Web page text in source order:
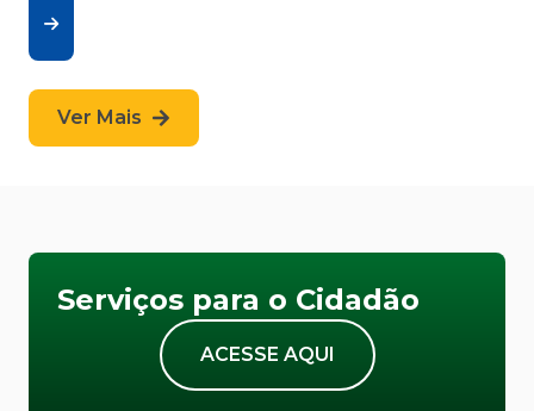
Ver Mais
Serviços para o Cidadão
ACESSE AQUI